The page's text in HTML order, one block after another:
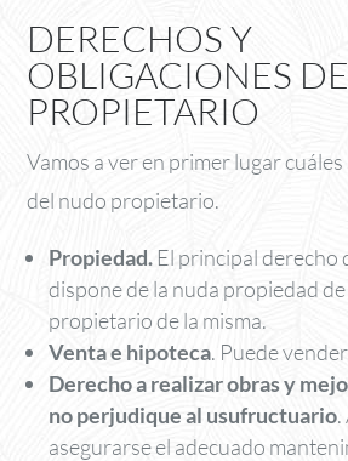
DERECHOS Y
OBLIGACIONES
PROPIETARIO
Vamos a ver en primer lugar
del nudo propietario.
Propiedad. El principal derecho
dispone de la nuda propiedad
propietario de la misma.
Venta e hipoteca. Puede
Derecho a realizar obras y
no perjudique al usufructuario
asegurarse el adecuado